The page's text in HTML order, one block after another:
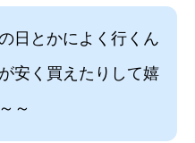
日とかによく行くん
安く買えたりして嬉
～